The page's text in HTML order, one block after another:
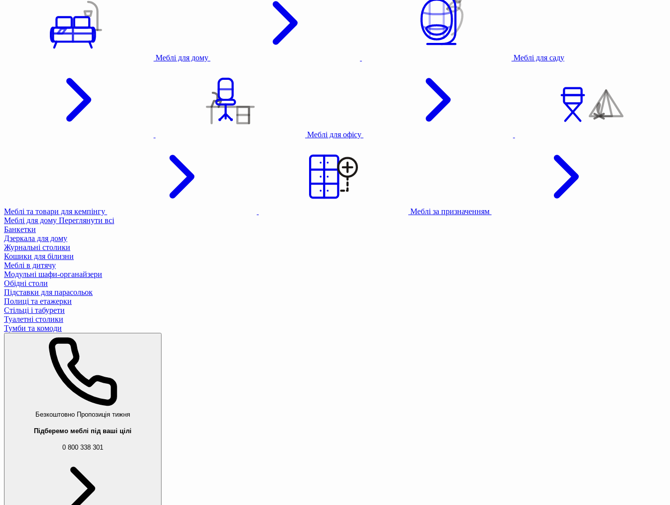
Меблі для дому Меблі для саду
Меблі для офісу
Меблі та товари для кемпінгу
Меблі за призначенням
Меблі для дому Переглянути всі
Банкетки
Дзеркала для дому
Журнальні столики
Кошики для білизни
Меблі в дитячу
Модульні шафи-органайзери
Обідні столи
Підставки для парасольок
Полиці та етажерки
Стільці і табурети
Туалетні столики
Тумби та комоди
Безкоштовно Пропозиція тижня
Підберемо меблі під ваші цілі
0 800 338 301